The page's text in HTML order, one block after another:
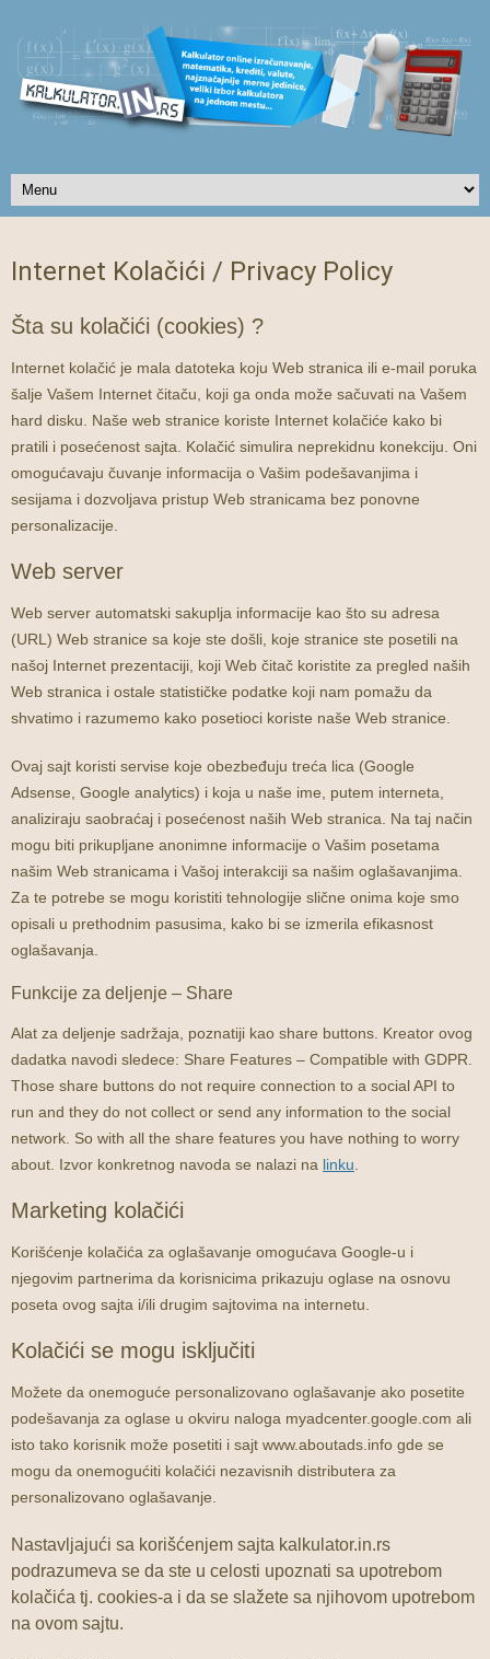
Internet Kolačići / Privacy Policy
Šta su kolačići (cookies) ?
Internet kolačić je mala datoteka koju Web stranica ili e-mail poruka
šalje Vašem Internet čitaču, koji ga onda može sačuvati na Vašem
hard disku. Naše web stranice koriste Internet kolačiće kako bi
pratili i posećenost sajta. Kolačić simulira neprekidnu konekciju. Oni
omogućavaju čuvanje informacija o Vašim podešavanjima i
sesijama i dozvoljava pristup Web stranicama bez ponovne
personalizacije.
Web server
Web server automatski sakuplja informacije kao što su adresa
(URL) Web stranice sa koje ste došli, koje stranice ste posetili na
našoj Internet prezentaciji, koji Web čitač koristite za pregled naših
Web stranica i ostale statističke podatke koji nam pomažu da
shvatimo i razumemo kako posetioci koriste naše Web stranice.
Ovaj sajt koristi servise koje obezbeđuju treća lica (Google
Adsense, Google analytics) i koja u naše ime, putem interneta,
analiziraju saobraćaj i posećenost naših Web stranica. Na taj način
mogu biti prikupljane anonimne informacije o Vašim posetama
našim Web stranicama i Vašoj interakciji sa našim oglašavanjima.
Za te potrebe se mogu koristiti tehnologije slične onima koje smo
opisali u prethodnim pasusima, kako bi se izmerila efikasnost
oglašavanja.
Funkcije za deljenje – Share
Alat za deljenje sadržaja, poznatiji kao share buttons. Kreator ovog
dadatka navodi sledece: Share Features – Compatible with GDPR.
Those share buttons do not require connection to a social API to
run and they do not collect or send any information to the social
network. So with all the share features you have nothing to worry
about. Izvor konkretnog navoda se nalazi na linku
Marketing kolačići
Korišćenje kolačića za oglašavanje omogućava Google-u i
njegovim partnerima da korisnicima prikazuju oglase na osnovu
poseta ovog sajta i/ili drugim sajtovima na internetu.
Kolačići se mogu isključiti
Možete da onemoguće personalizovano oglašavanje ako posetite
podešavanja za oglase u okviru naloga myadcenter.google.com ali
isto tako korisnik može posetiti i sajt www.aboutads.info gde se
mogu da onemogućiti kolačići nezavisnih distributera za
personalizovano oglašavanje.
Nastavljajući sa korišćenjem sajta kalkulator.in.rs
podrazumeva se da ste u celosti upoznati sa upotrebom
kolačića tj. cookies-a i da se slažete sa njihovom upotrebom
na ovom sajtu.